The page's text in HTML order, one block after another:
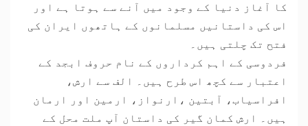
کا آغاز دنیا کے وجود میں آنے سے ہوتا ہے اور
اس کی داستانیں مسلمانوں کے ہاتھوں ایران کی
فتح تک چلتی ہیں۔
فردوسی کے اہم کرداروں کے نام حروف ابجد کے
اعتبار سے کچھ اس طرح ہیں۔ الف سے ارش،
افراسیاب، آبتین ،ارنواز، ارمین اور ارمان
ہیں۔ ارش کمان گیر کی داستان آپ ملت محل کے